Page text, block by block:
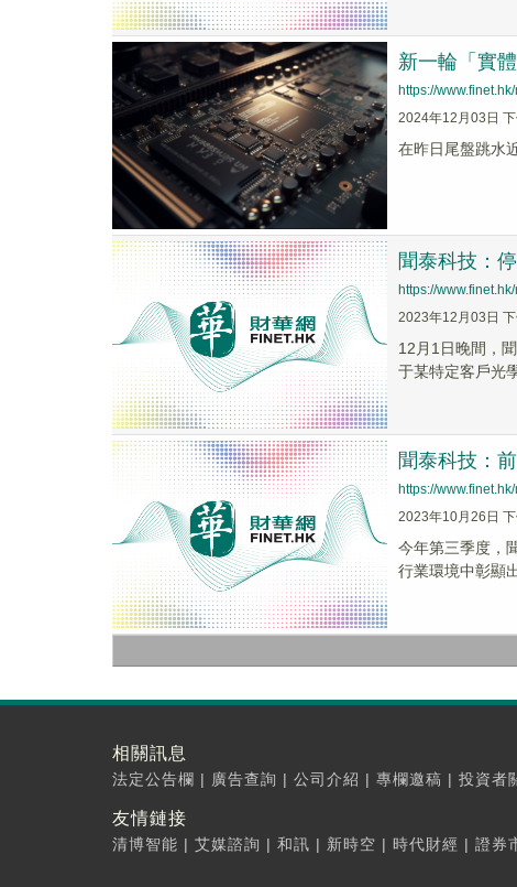
新一輪「實
https://
2024年12月03日
在昨日尾盤跳水
聞泰科技：
https://
2023年12月03日
12月1日晚間，
于某特定客戶光
聞泰科技：
https://
2023年10月26日
今年第三季度，
行業環境中彰顯
相關訊息
法定公告欄 | 廣告查詢 | 公司介紹 | 專欄邀稿 | 投資者
友情鏈接
清博智能 | 艾媒諮詢 | 和訊 | 新時空 | 時代財經 | 證券